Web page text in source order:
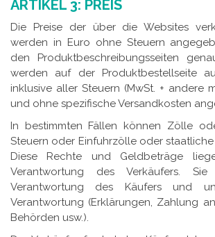
ARTIKEL 3: PREIS
Die Preise der über die Websites
werden in Euro ohne Steuern
den Produktbeschreibungsseiten
werden auf der Produktbestellseite
inklusive aller Steuern (MwSt. + andere
und ohne spezifische Versandkosten
In bestimmten Fällen können Zölle
Steuern oder Einfuhrzölle oder
Diese Rechte und Geldbeträge
Verantwortung des Verkäufers.
Verantwortung des Käufers und
Verantwortung (Erklärungen, Zahlung
Behörden usw.).